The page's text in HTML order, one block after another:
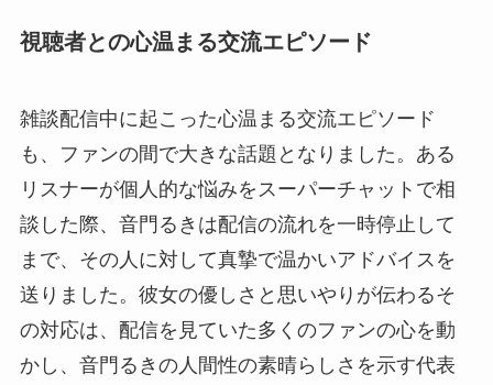
視聴者との心温まる交流エピソード
雑談配信中に起こった心温まる交流エピソード
も、ファンの間で大きな話題となりました。ある
リスナーが個人的な悩みをスーパーチャットで相
談した際、音門るきは配信の流れを一時停止して
まで、その人に対して真摯で温かいアドバイスを
送りました。彼女の優しさと思いやりが伝わるそ
の対応は、配信を見ていた多くのファンの心を動
かし、音門るきの人間性の素晴らしさを示す代表